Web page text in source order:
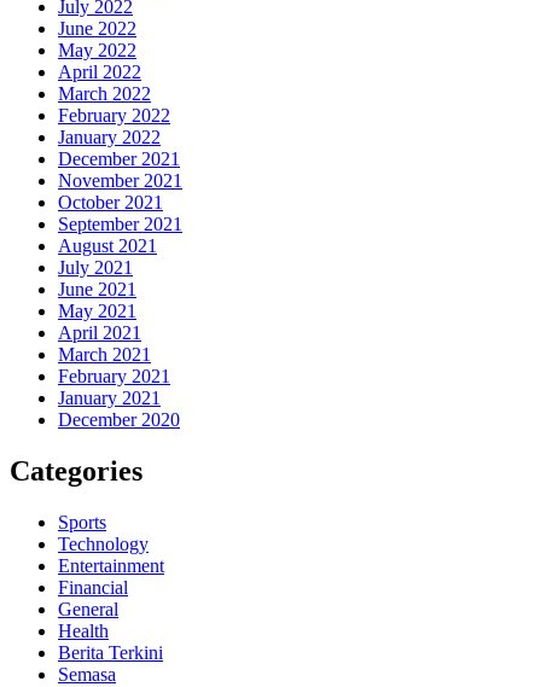
July 2022
June 2022
May 2022
April 2022
March 2022
February 2022
January 2022
December 2021
November 2021
October 2021
September 2021
August 2021
July 2021
June 2021
May 2021
April 2021
March 2021
February 2021
January 2021
December 2020
Categories
Sports
Technology
Entertainment
Financial
General
Health
Berita Terkini
Semasa